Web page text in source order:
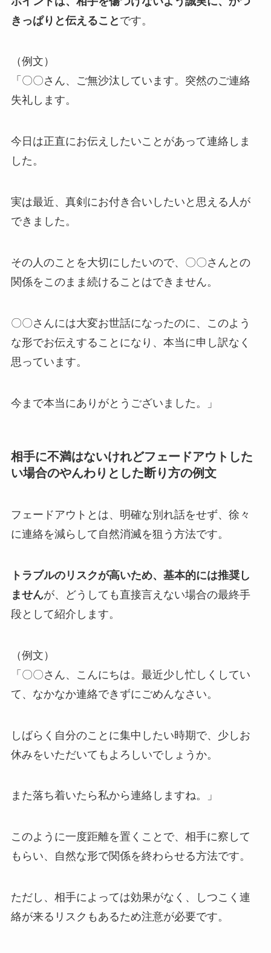
きっぱりと伝えること です。
（例文）
「〇〇さん、ご無沙汰しています。突然のご連絡
失礼します。
今日は正直にお伝えしたいことがあって連絡しま
した。
実は最近、 真剣にお付き合いしたいと思える人が
できました。
その人のことを大切にしたいので、〇〇さんとの
関係をこのまま続けることはできません。
〇〇さんには大変お世話になったのに、このよう
な形でお伝えすることになり、本当に申し訳なく
思っています。
今まで本当にありがとうございました。 」
相手に不満はないけれどフェードアウトした
い場合のやんわりとした断り方の例文
フェードアウトとは、明確な別れ話をせず、徐々
に連絡を減らして自然消滅を狙う方法です。
トラブルのリスクが高いため、基本的には推奨し
ませんが、どうしても直接言えない場合の最終手
段として紹介します。
（例文）
「〇〇さん、こんにちは。最近少し忙しくしてい
て、なかなか連絡できずにごめんなさい。
しばらく自分のことに集中したい時期で、 少しお
休みをいただいてもよろしいでしょうか。
また落ち着いたら私から連絡しますね。」
このように一度距離を置くことで、相手に察して
もらい、自然な形で関係を終わらせる方法です。
ただし、相手によっては効果がなく、
しつこく連
絡が来るリスクもあるため注意が必要です。